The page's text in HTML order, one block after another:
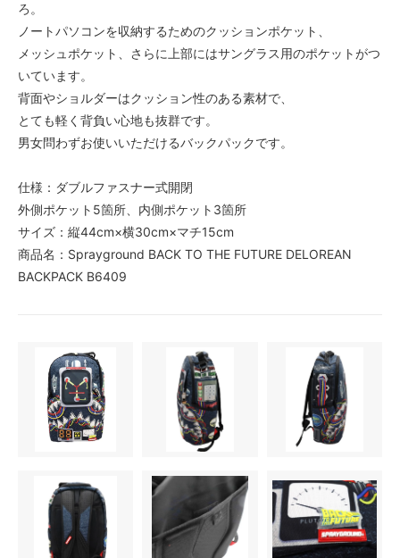
ろ。
ノートパソコンを収納するためのクッションポケット、
メッシュポケット、さらに上部にはサングラス用のポケットがつ
いています。
背面やショルダーはクッション性のある素材で、
とても軽く背負い心地も抜群です。
男女問わずお使いいただけるバックパックです。
仕様：ダブルファスナー式開閉
外側ポケット5箇所、内側ポケット3箇所
サイズ：縦44cm×横30cm×マチ15cm
商品名：Sprayground BACK TO THE FUTURE DELOREAN
BACKPACK B6409